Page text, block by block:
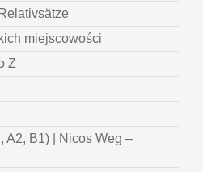
miejscowości
Z
A2, B1) | Nicos Weg –